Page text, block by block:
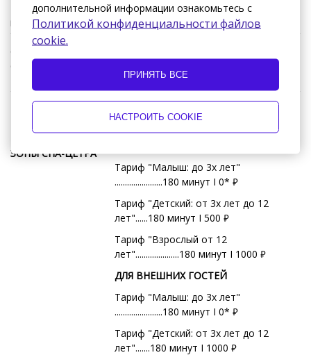
дополнительной информации ознакомьтесь с
Политикой конфиденциальности файлов
cookie.
ПРИНЯТЬ ВСЕ
НАСТРОИТЬ COOKIE
Регистрация
выезда
12:00
Отмена
бронирования
РАЗОВОЕ
ЗОНЫ СПА-ЦЕТРА
ДЛЯ ПРОЖИВАЮЩИХ В ОТЕЛЕ
Тариф "Малыш: до 3х лет"
.......................180 минут I 0* ₽
Тариф "Детский: от 3х лет до 12
лет"......180 минут I 500 ₽
Тариф "Взрослый от 12
лет".....................180 минут I 1000 ₽
ДЛЯ ВНЕШНИХ ГОСТЕЙ
Тариф "Малыш: до 3х лет"
.......................180 минут I 0* ₽
Тариф "Детский: от 3х лет до 12
лет".......180 минут I 1000 ₽